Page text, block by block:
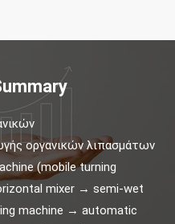
οργανικών λιπασμάτων
(mobile turning
mixer → semi-wet
machine → automatic